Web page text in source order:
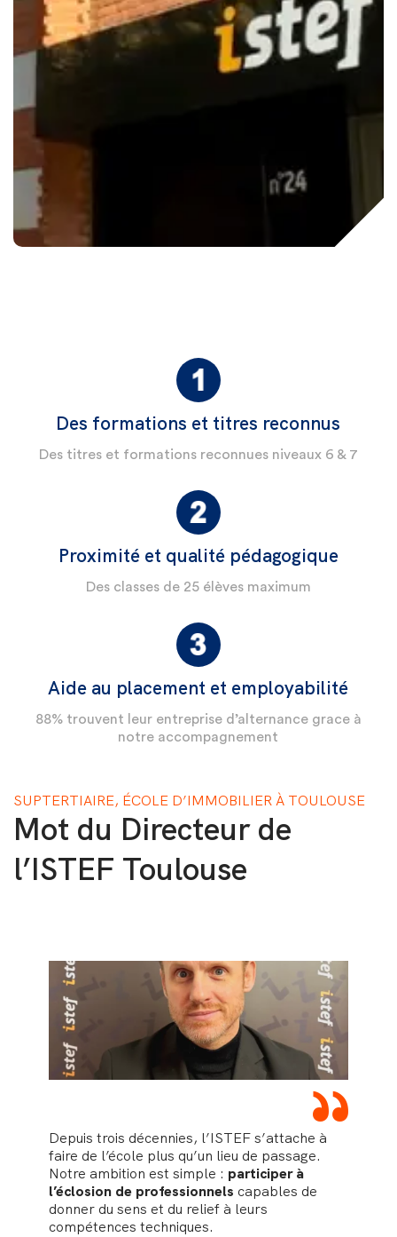
Des formations et titres reconnus
Des titres et formations reconnues niveaux 6 & 7
Proximité et qualité pédagogique
Des classes de 25 élèves maximum
Aide au placement et employabilité
88% trouvent leur entreprise d’alternance grace à
notre accompagnement
SUPTERTIAIRE, ÉCOLE D’IMMOBILIER À TOULOUSE
Mot du Directeur de
l’ISTEF Toulouse
Depuis trois décennies, l’ISTEF s’attache à
faire de l’école plus qu’un lieu de passage.
Notre ambition est simple : participer à
l’éclosion de professionnels capables de
donner du sens et du relief à leurs
compétences techniques.
“